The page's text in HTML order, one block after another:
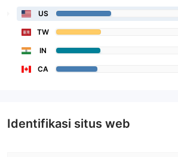
US
TW
IN
CA
Identifikasi situs web